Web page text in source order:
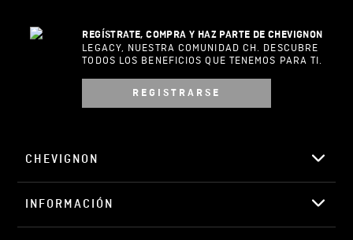
REGÍSTRATE, COMPRA Y HAZ PARTE DE CHEVIGNON
LEGACY, NUESTRA COMUNIDAD CH. DESCUBRE
TODOS LOS BENEFICIOS QUE TENEMOS PARA TI.
REGISTRARSE
CHEVIGNON
INFORMACIÓN